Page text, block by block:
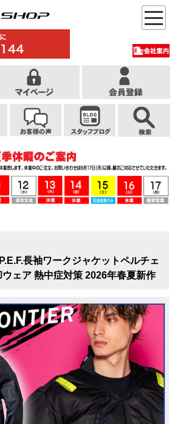
長袖ワークジャケットペルチェ
ェア 熱中症対策 2026年春夏新作